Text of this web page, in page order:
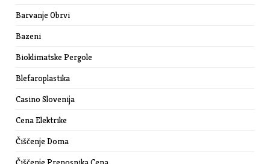
Barvanje Obrvi
Bazeni
Bioklimatske Pergole
Blefaroplastika
Casino Slovenija
Cena Elektrike
Čiščenje Doma